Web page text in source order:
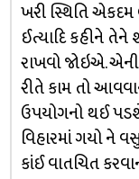
ખરી સ્થિતિ એકદમ
ઈત્યાદિ કહીને તેને
રાખવો જોઇએ.
રીતે કામ તો
ઉપયોગનો થઈ
વિહારમાં ગયો ને
કાંઈ વાતચિત